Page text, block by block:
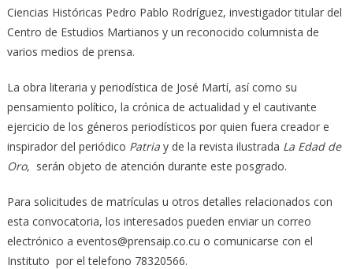
Ciencias Históricas Pedro Pablo Rodríguez, investigador titular del
Centro de Estudios Martianos y un reconocido columnista de
varios medios de prensa.
La obra literaria y periodística de José Martí, así como su
pensamiento político, la crónica de actualidad y el cautivante
ejercicio de los géneros periodísticos por quien fuera creador e
inspirador del periódico Patriay de la revista ilustrada La Edad de
Oro, serán objeto de atención durante este posgrado.
Para solicitudes de matrículas u otros detalles relacionados con
esta convocatoria, los interesados pueden enviar un correo
electrónico a eventos@prensaip.co.cu o comunicarse con el
Instituto por el telefono 78320566.